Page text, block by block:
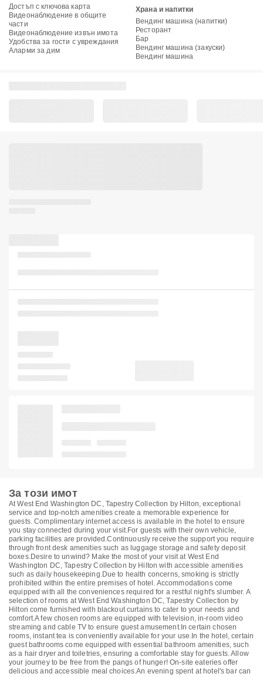
Достъп с ключова карта
Видеонаблюдение в общите
части
Видеонаблюдение извън имота
Удобства за гости с увреждания
Аларми за дим
Храна и напитки
Вендинг машина (напитки)
Ресторант
Бар
Вендинг машина (закуски)
Вендинг машина
За този имот
At West End Washington DC, Tapestry Collection by Hilton, exceptional
service and top-notch amenities create a memorable experience for
guests. Complimentary internet access is available in the hotel to ensure
you stay connected during your visit.For guests with their own vehicle,
parking facilities are provided.Continuously receive the support you require
through front desk amenities such as luggage storage and safety deposit
boxes.Desire to unwind? Make the most of your visit at West End
Washington DC, Tapestry Collection by Hilton with accessible amenities
such as daily housekeeping.Due to health concerns, smoking is strictly
prohibited within the entire premises of hotel. Accommodations come
equipped with all the conveniences required for a restful night's slumber. A
selection of rooms at West End Washington DC, Tapestry Collection by
Hilton come furnished with blackout curtains to cater to your needs and
comfort.A few chosen rooms are equipped with television, in-room video
streaming and cable TV to ensure guest amusement.In certain chosen
rooms, instant tea is conveniently available for your use.In the hotel, certain
guest bathrooms come equipped with essential bathroom amenities, such
as a hair dryer and toiletries, ensuring a comfortable stay for guests. Allow
your journey to be free from the pangs of hunger! On-site eateries offer
delicious and accessible meal choices.An evening spent at hotel's bar can